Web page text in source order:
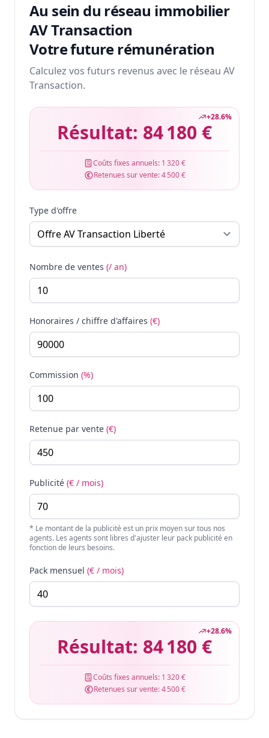
Au sein du réseau immobilier
AV Transaction
Votre future rémunération
Calculez vos futurs revenus avec le réseau AV
Transaction.
+28.6%
Résultat: 84 180 €
Coûts fixes annuels: 1 320 €
Retenues sur vente:4 500 €
Type d'offre
Nombre de ventes (/ an)
Honoraires / chiffre d'affaires (€)
Commission (%)
Retenue par vente (€)
Publicité (€ / mois)
* Le montant de la publicité est un prix moyen sur tous nos
agents. Les agents sont libres d'ajuster leur pack publicité en
fonction de leurs besoins.
Pack mensuel (€ / mois)
+28.6%
Résultat: 84 180 €
Coûts fixes annuels: 1 320 €
Retenues sur vente:4 500 €